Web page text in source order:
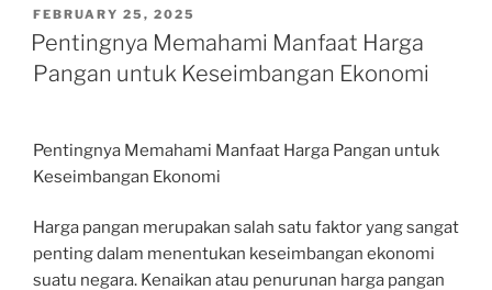
POSTED
ON
FEBRUARY 25, 2025
Pentingnya Memahami Manfaat Harga
Pangan untuk Keseimbangan Ekonomi
Pentingnya Memahami Manfaat Harga Pangan untuk
Keseimbangan Ekonomi
Harga pangan merupakan salah satu faktor yang sangat
penting dalam menentukan keseimbangan ekonomi
suatu negara. Kenaikan atau penurunan harga pangan